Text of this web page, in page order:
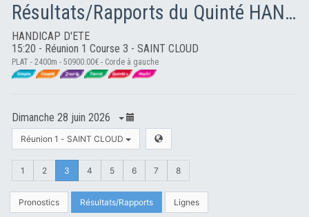
Résultats/Rapports du Quinté HANDICAP D'ETE
HANDICAP D'ETE
15:20 - Réunion 1 Course 3 - SAINT CLOUD
PLAT - 2400m - 50900.00€ - Corde à gauche
Dimanche 28 juin 2026
Réunion 1 - SAINT CLOUD
1 2 3 4 5 6 7 8
Pronostics Résultats/Rapports Lignes